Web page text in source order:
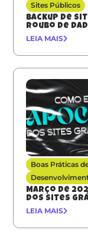
Sites Públicos
Backup de
roubo de
LEIA MAIS
Boas Práticas
Março de
dos sites
LEIA MAIS